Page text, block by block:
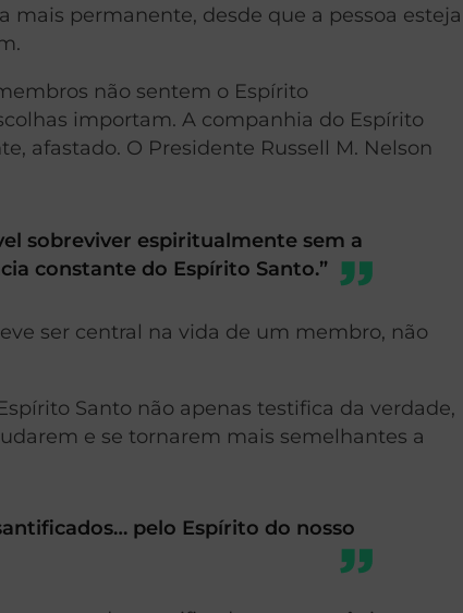
permanente, desde que a pessoa esteja
não sentem o Espírito
importam. A companhia do Espírito
afastado. O Presidente Russell M. Nelson
sobreviver espiritualmente sem a
constante do Espírito Santo.”
ser central na vida de um membro, não
Santo não apenas testifica da verdade,
e se tornarem mais semelhantes a
pelo Espírito do nosso